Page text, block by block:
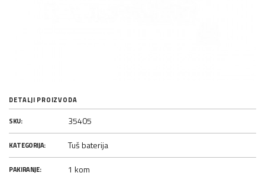
DETALJI PROIZVODA
SKU: 35405
KATEGORIJA: Tuš baterija
PAKIRANJE: 1 kom